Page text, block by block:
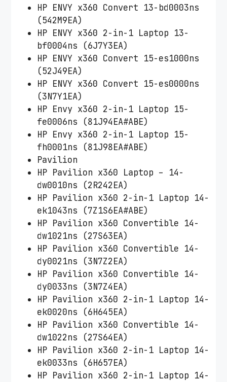
HP ENVY x360 Convert 13-bd0003ns
(542M9EA)
HP ENVY x360 2-in-1 Laptop 13-
bf0004ns (6J7Y3EA)
HP ENVY x360 Convert 15-es1000ns
(52J49EA)
HP ENVY x360 Convert 15-es0000ns
(3N7Y1EA)
HP Envy x360 2-in-1 Laptop 15-
fe0006ns (81J94EA#ABE)
HP Envy x360 2-in-1 Laptop 15-
fh0001ns (81J98EA#ABE)
Pavilion
HP Pavilion x360 Laptop – 14-
dw0010ns (2R242EA)
HP Pavilion x360 2-in-1 Laptop 14-
ek1043ns (7Z1S6EA#ABE)
HP Pavilion x360 Convertible 14-
dw1021ns (27S63EA)
HP Pavilion x360 Convertible 14-
dy0021ns (3N7Z2EA)
HP Pavilion x360 Convertible 14-
dy0033ns (3N7Z4EA)
HP Pavilion x360 2-in-1 Laptop 14-
ek0020ns (6H645EA)
HP Pavilion x360 Convertible 14-
dw1022ns (27S64EA)
HP Pavilion x360 2-in-1 Laptop 14-
ek0033ns (6H657EA)
HP Pavilion x360 2-in-1 Laptop 14-